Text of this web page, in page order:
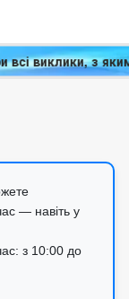
виклики,
— навіть у
з 10:00 до